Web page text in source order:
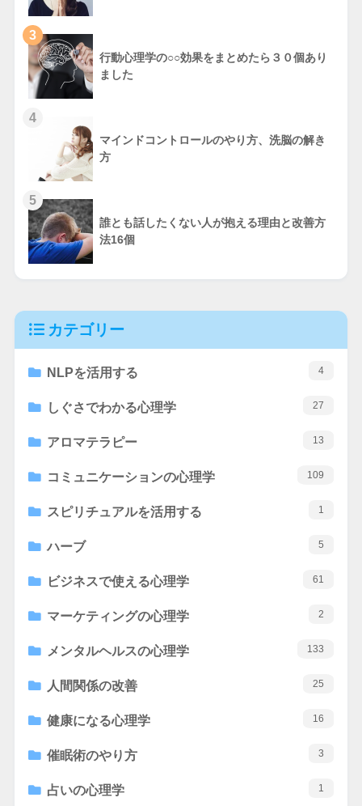
3
行動心理学の○○効果をまとめたら３０個あり
ました
4
マインドコントロールのやり方、洗脳の解き
方
5
誰とも話したくない人が抱える理由と改善方
法16個
カテゴリー
NLPを活用する 4
しぐさでわかる心理学 27
アロマテラピー 13
コミュニケーションの心理学 109
スピリチュアルを活用する 1
ハーブ 5
ビジネスで使える心理学 61
マーケティングの心理学 2
メンタルヘルスの心理学 133
人間関係の改善 25
健康になる心理学 16
催眠術のやり方 3
占いの心理学 1